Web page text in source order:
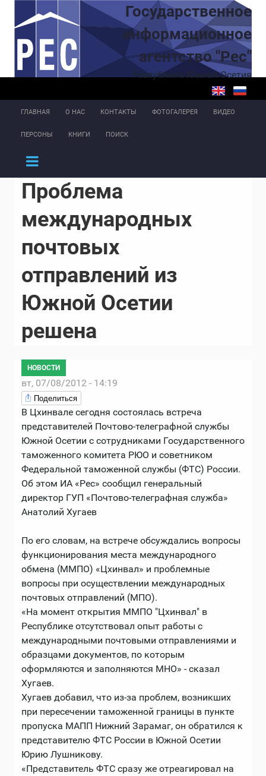
Перейти к основному содержаниюГосударственное
информационное
агентство "Рес"
Республика Южная Осетия
ГЛАВНАЯ О НАС КОНТАКТЫ ФОТОГАЛЕРЕЯ ВИДЕО
ПЕРСОНЫ КНИГИ ПОИСК
Проблема
международных
почтовых
отправлений из
Южной Осетии
решена
НОВОСТИ
вт, 07/08/2012 - 14:19
Поделиться
В Цхинвале сегодня состоялась встреча
представителей Почтово-телеграфной службы
Южной Осетии с сотрудниками Государственного
таможенного комитета РЮО и советником
Федеральной таможенной службы (ФТС) России.
Об этом ИА «Рес» сообщил генеральный
директор ГУП «Почтово-телеграфная служба»
Анатолий Хугаев
По его словам, на встрече обсуждались вопросы
функционирования места международного
обмена (ММПО) «Цхинвал» и проблемные
вопросы при осуществлении международных
почтовых отправлений (МПО).
«На момент открытия ММПО "Цхинвал" в
Республике отсутствовал опыт работы с
международными почтовыми отправлениями и
образцами документов, по которым
оформляются и заполняются МНО» - сказал
Хугаев.
Хугаев добавил, что из-за проблем, возникших
при пересечении таможенной границы в пункте
пропуска МАПП Нижний Зарамаг, он обратился к
представителю ФТС России в Южной Осетии
Юрию Лушникову.
«Представитель ФТС сразу же отреагировал на